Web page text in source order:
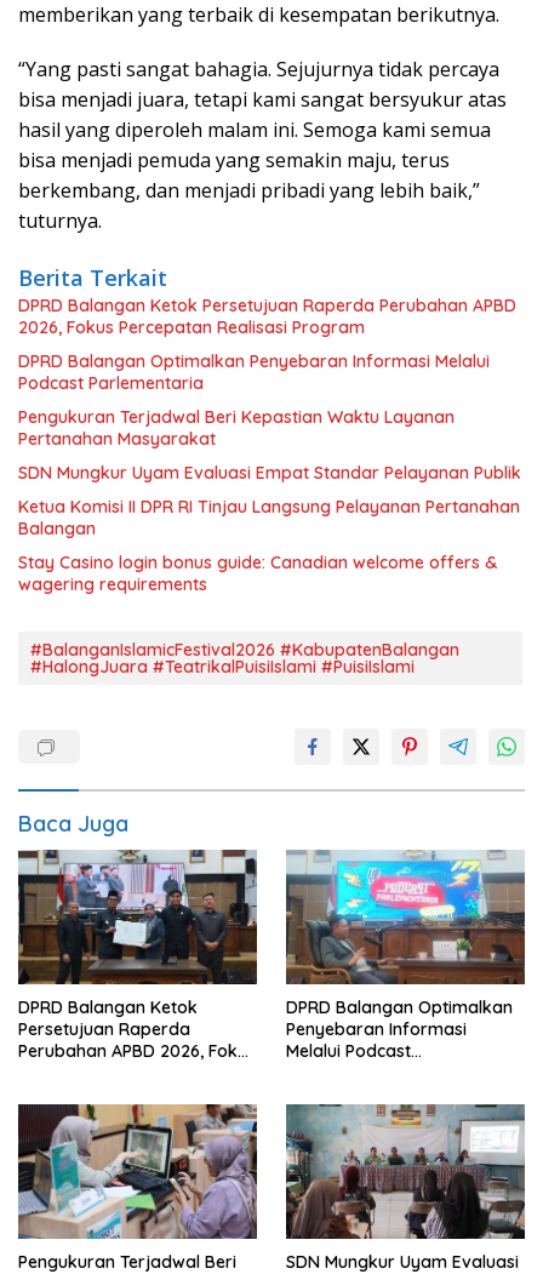
memberikan yang terbaik di kesempatan berikutnya.
“Yang pasti sangat bahagia. Sejujurnya tidak percaya
bisa menjadi juara, tetapi kami sangat bersyukur atas
hasil yang diperoleh malam ini. Semoga kami semua
bisa menjadi pemuda yang semakin maju, terus
berkembang, dan menjadi pribadi yang lebih baik,”
tuturnya.
Berita Terkait
DPRD Balangan Ketok Persetujuan Raperda Perubahan APBD
2026, Fokus Percepatan Realisasi Program
DPRD Balangan Optimalkan Penyebaran Informasi Melalui
Podcast Parlementaria
Pengukuran Terjadwal Beri Kepastian Waktu Layanan
Pertanahan Masyarakat
SDN Mungkur Uyam Evaluasi Empat Standar Pelayanan Publik
Ketua Komisi II DPR RI Tinjau Langsung Pelayanan Pertanahan
Balangan
Stay Casino login bonus guide: Canadian welcome offers &
wagering requirements
#BalanganIslamicFestival2026 #KabupatenBalangan
#HalongJuara #TeatrikalPuisiIslami #PuisiIslami
Baca Juga
DPRD Balangan Ketok
Persetujuan Raperda
Perubahan APBD 2026, Fokus
DPRD Balangan Optimalkan
Penyebaran Informasi
Melalui Podcast
Pengukuran Terjadwal Beri
SDN Mungkur Uyam Evaluasi